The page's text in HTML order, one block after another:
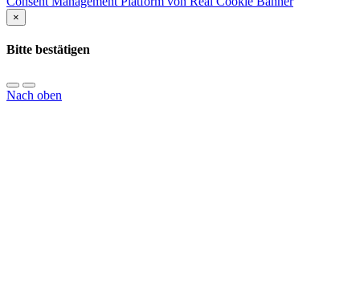
×
Bitte bestätigen
Nach oben